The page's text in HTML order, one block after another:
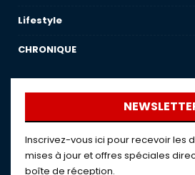
Lifestyle
CHRONIQUE
Inscrivez-vous ici pour recevoir les
mises à jour et offres spéciales
boîte de réception.